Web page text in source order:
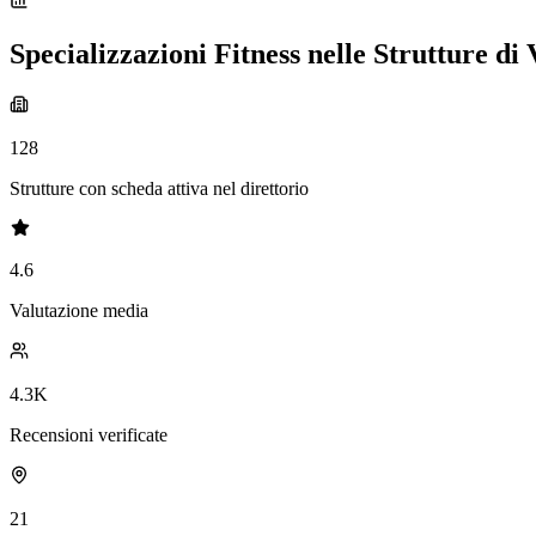
Specializzazioni Fitness nelle Strutture di
128
Strutture con scheda attiva nel direttorio
4.6
Valutazione media
4.3K
Recensioni verificate
21